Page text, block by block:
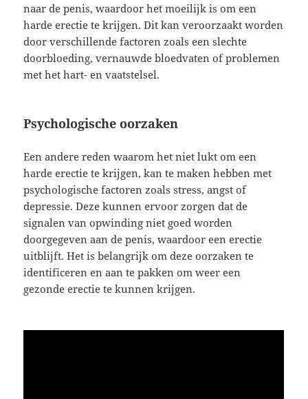
naar de penis, waardoor het moeilijk is om een
harde erectie te krijgen. Dit kan veroorzaakt worden
door verschillende factoren zoals een slechte
doorbloeding, vernauwde bloedvaten of problemen
met het hart- en vaatstelsel.
Psychologische oorzaken
Een andere reden waarom het niet lukt om een
harde erectie te krijgen, kan te maken hebben met
psychologische factoren zoals stress, angst of
depressie. Deze kunnen ervoor zorgen dat de
signalen van opwinding niet goed worden
doorgegeven aan de penis, waardoor een erectie
uitblijft. Het is belangrijk om deze oorzaken te
identificeren en aan te pakken om weer een
gezonde erectie te kunnen krijgen.